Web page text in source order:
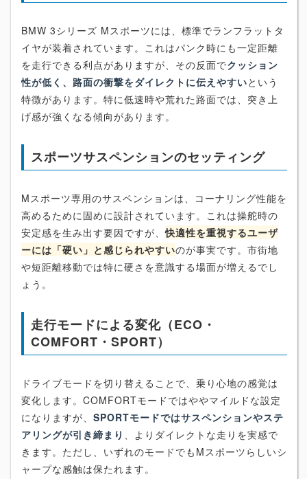
BMW 3シリーズ Mスポーツには、標準でランフラットタ
イヤが装着されています。これはパンク時にも一定距離
を走行できる利点がありますが、その反面でクッション
性が低く、路面の衝撃をダイレクトに伝えやすいという
特徴があります。特に低速時や荒れた路面では、突き上
げ感が強くなる傾向があります。
スポーツサスペンションのセッティング
Mスポーツ専用のサスペンションは、コーナリング性能を
高めるために固めに設計されています。これは操舵時の
安定感を生み出す要因ですが、快適性を重視するユーザ
ーには「硬い」と感じられやすいのが事実です。市街地
や短距離移動では特に硬さを意識する場面が増えるでし
ょう。
走行モードによる変化（ECO・
COMFORT・SPORT）
ドライブモードを切り替えることで、乗り心地の感覚は
変化します。COMFORTモードではややマイルドな設定
になりますが、 SPORTモードではサスペンションやステ
アリングが引き締まり 、よりダイレクトな走りを実感で
きます。ただし、いずれのモードでもMスポーツらしいシ
ャープな感触は保たれます。